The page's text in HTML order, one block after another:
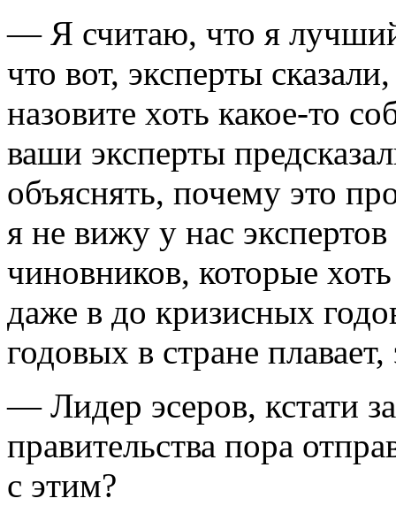
— Я считаю, что я лучший
что вот, эксперты
назовите хоть какое-то
ваши эксперты
объяснять, почему это
я не вижу у нас
чиновников, которые
даже в до кризисных
годовых в стране
— Лидер эсеров, кстати
правительства пора
с этим?